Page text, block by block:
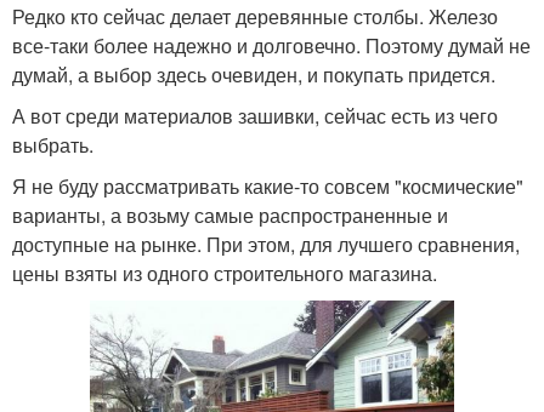
Редко кто сейчас делает деревянные столбы. Железо
все-таки более надежно и долговечно. Поэтому думай не
думай, а выбор здесь очевиден, и покупать придется.
А вот среди материалов зашивки, сейчас есть из чего
выбрать.
Я не буду рассматривать какие-то совсем "космические"
варианты, а возьму самые распространенные и
доступные на рынке. При этом, для лучшего сравнения,
цены взяты из одного строительного магазина.